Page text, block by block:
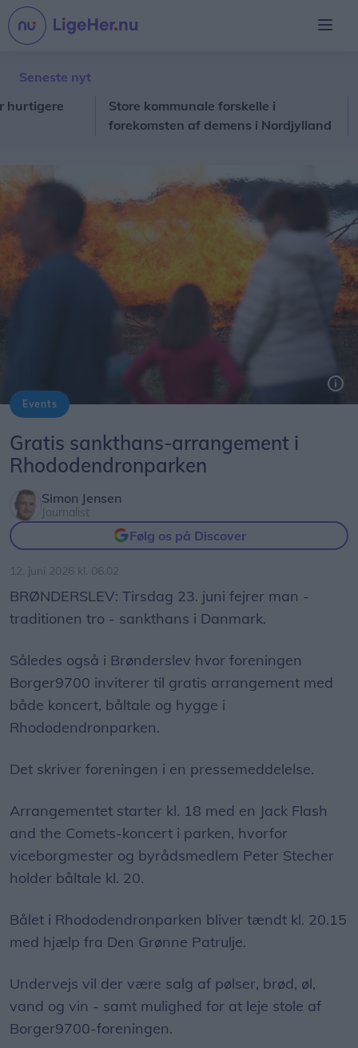
Seneste nyt
Store kommunale forskelle i
forekomsten af demens i Nordjylland
Events
Gratis sankthans-arrangement i
Rhododendronparken
Simon Jensen
Journalist
Følg os på Discover
12. juni 2026 kl. 06.02
BRØNDERSLEV: Tirsdag 23. juni fejrer man -
traditionen tro - sankthans i Danmark.
Således også i Brønderslev hvor foreningen
Borger9700 inviterer til gratis arrangement med
både koncert, båltale og hygge i
Rhododendronparken.
Det skriver foreningen i en pressemeddelelse.
Arrangementet starter kl. 18 med en Jack Flash
and the Comets-koncert i parken, hvorfor
viceborgmester og byrådsmedlem Peter Stecher
holder båltale kl. 20.
Bålet i Rhododendronparken bliver tændt kl. 20.15
med hjælp fra Den Grønne Patrulje.
Undervejs vil der være salg af pølser, brød, øl,
vand og vin - samt mulighed for at leje stole af
Borger9700-foreningen.